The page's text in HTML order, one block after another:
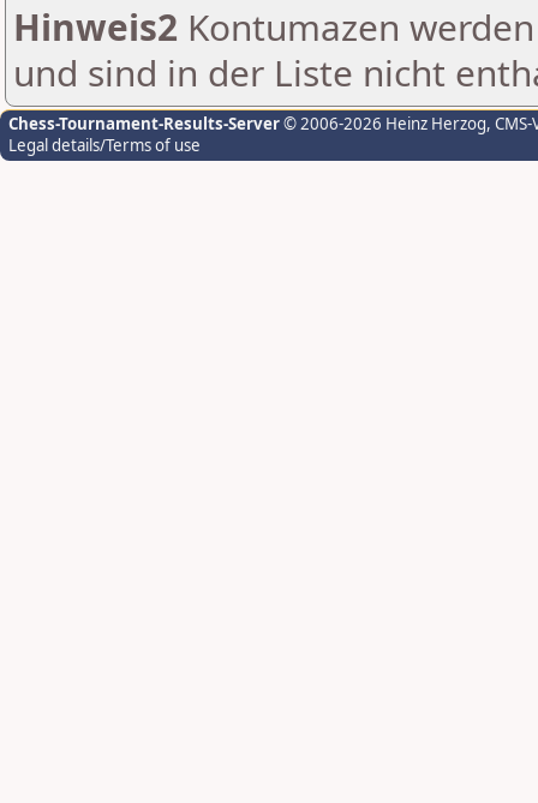
Hinweis2 Kontumazen
und sind in der Liste nicht
Chess-Tournament-Results-Server© 2006-2026 Heinz Herzog,
Legal details/Terms of use